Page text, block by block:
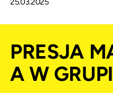
PRESJA
A W